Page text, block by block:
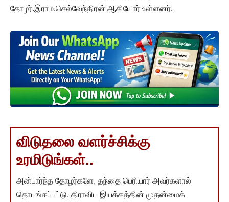
தோழர்.இராம.செல்வேந்திரன் ஆகியோர் உள்ளனர்.
விடுதலை வளர்ச்சிக்கு
உரமிடுங்கள்..
அன்பார்ந்த தோழர்களே, தந்தை பெரியார் அவர்களால்
தொடங்கப்பட்டு, திராவிட இயக்கத்தின் முதன்மைக்